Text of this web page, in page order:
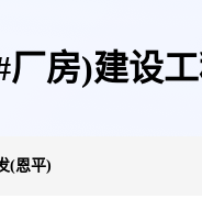
房)建设
(恩平)